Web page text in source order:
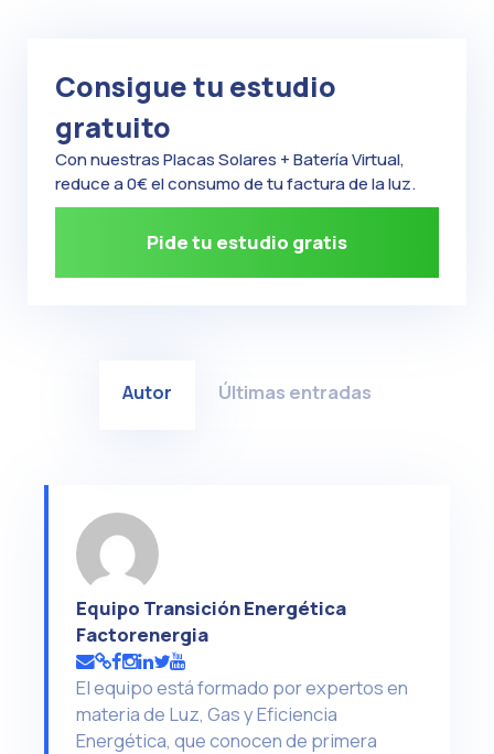
Consigue tu estudio
gratuito
Con nuestras Placas Solares + Batería Virtual,
reduce a 0€ el consumo de tu factura de la luz.
Pide tu estudio gratis
Autor Últimas entradas
Equipo Transición Energética
Factorenergia
El equipo está formado por expertos en
materia de Luz, Gas y Eficiencia
Energética, que conocen de primera